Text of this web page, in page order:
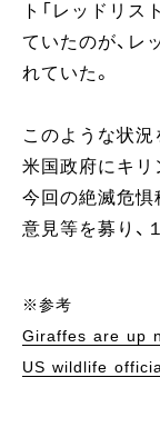
ト「レッドリス
ていたのが、レ
れていた。
このような状況
米国政府にキリ
今回の絶滅危惧
意見等を募り、
※参考
Giraffes are up
US wildlife